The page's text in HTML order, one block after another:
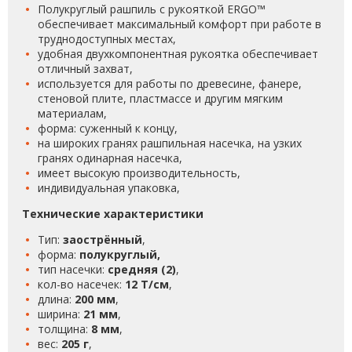
Полукруглый рашпиль с рукояткой ERGO™
обеспечивает максимальный комфорт при работе в
труднодоступных местах,
удобная двухкомпонентная рукоятка обеспечивает
отличный захват,
используется для работы по древеcине, фанере,
стеновой плите, пластмассе и другим мягким
материалам,
форма: суженный к концу,
на широких гранях рашпильная насечка, на узких
гранях одинарная насечка,
имеет высокую производительность,
индивидуальная упаковка,
Технические характеристики
Тип: заострённый,
форма: полукруглый,
тип насечки: средняя (2),
кол-во насечек: 12 T/см,
длина: 200 мм,
ширина: 21 мм,
толщина: 8 мм,
вес: 205 г,